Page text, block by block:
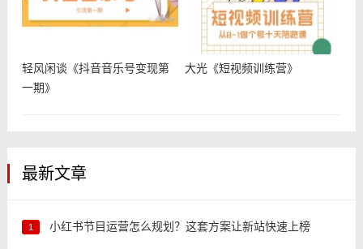
轻风闲谈《抖音音乐号变现第
一期》
大光《短视频训练营》
最新文章
1 小红书节目运营怎么规划？这套方案让新站快速上榜